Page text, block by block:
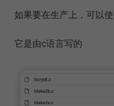
如果要在生产上，可以使
它是由c语言写的